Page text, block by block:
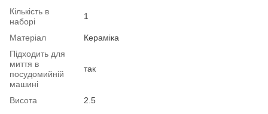
Кількість в
наборі
1
Матеріал
Кераміка
Підходить для
миття в
посудомийній
машині
так
Висота 2.5